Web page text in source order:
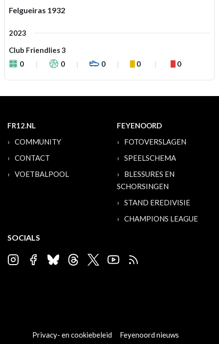
Felgueiras 1932
2023
Club Friendlies 3
0
0 0 0 0
FR12.NL
COMMUNITY
CONTACT
VOETBALPOOL
FEYENOORD
FOTOVERSLAGEN
SPEELSCHEMA
BLESSURES EN
SCHORSINGEN
STAND EREDIVISIE
CHAMPIONS LEAGUE
SOCIALS
Privacy- en cookiebeleid Feyenoord nieuws